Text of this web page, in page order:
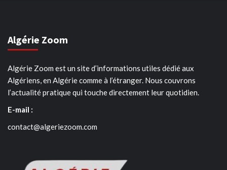
Algérie Zoom
Algérie Zoom est un site d’informations utiles dédié aux
Algériens, en Algérie comme à l’étranger. Nous couvrons
l’actualité pratique qui touche directement leur quotidien.
E-mail :
contact@algeriezoom.com